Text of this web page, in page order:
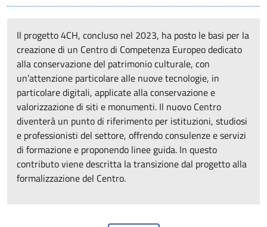
Il progetto 4CH, concluso nel 2023, ha posto le basi per la
creazione di un Centro di Competenza Europeo dedicato
alla conservazione del patrimonio culturale, con
un’attenzione particolare alle nuove tecnologie, in
particolare digitali, applicate alla conservazione e
valorizzazione di siti e monumenti. Il nuovo Centro
diventerà un punto di riferimento per istituzioni, studiosi
e professionisti del settore, offrendo consulenze e servizi
di formazione e proponendo linee guida. In questo
contributo viene descritta la transizione dal progetto alla
formalizzazione del Centro.